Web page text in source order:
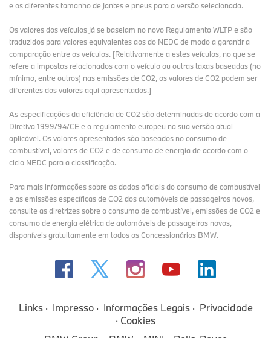
e os diferentes tamanho de jantes e pneus para a versão selecionada.
Os valores dos veículos já se baseiam no novo Regulamento WLTP e são
traduzidos para valores equivalentes aos do NEDC de modo a garantir a
comparação entre os veículos. [Relativamente a estes veículos, no que se
refere a impostos relacionados com o veículo ou outras taxas baseadas (no
mínimo, entre outros) nas emissões de CO2, os valores de CO2 podem ser
diferentes dos valores aqui apresentados.]
As especificações da eficiência de CO2 são determinadas de acordo com a
Diretiva 1999/94/CE e o regulamento europeu na sua versão atual
aplicável. Os valores apresentados são baseados no consumo de
combustível, valores de CO2 e de consumo de energia de acordo com o
ciclo NEDC para a classificação.
Para mais informações sobre os dados oficiais do consumo de combustível
e as emissões específicas de CO2 dos automóveis de passageiros novos,
consulte as diretrizes sobre o consumo de combustível, emissões de CO2 e
consumo de energia elétrica de automóveis de passageiros novos,
disponíveis gratuitamente em todos os Concessionários BMW.
Links Impresso Informações Legais
Privacidade
Cookies